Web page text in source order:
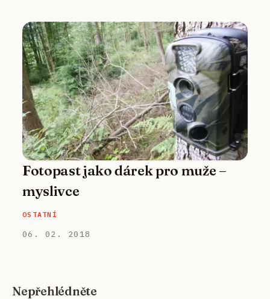
Fotopast jako dárek pro muže –
myslivce
OSTATNÍ
06. 02. 2018
Nepřehlédněte